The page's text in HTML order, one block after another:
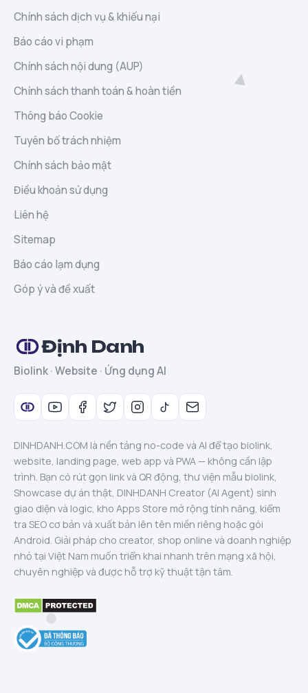
Chính sách dịch vụ & khiếu nại
Báo cáo vi phạm
Chính sách nội dung (AUP)
Chính sách thanh toán & hoàn tiền
Thông báo Cookie
Tuyên bố trách nhiệm
Chính sách bảo mật
Điều khoản sử dụng
Liên hệ
Sitemap
Báo cáo lạm dụng
Góp ý và đề xuất
Định Danh
Biolink · Website · Ứng dụng AI
DINHDANH.COM là nền tảng no-code và AI để tạo biolink,
website, landing page, web app và PWA — không cần lập
trình. Bạn có rút gọn link và QR động, thư viện mẫu biolink,
Showcase dự án thật, DINHDANH Creator (AI Agent) sinh
giao diện và logic, kho Apps Store mở rộng tính năng, kiểm
tra SEO cơ bản và xuất bản lên tên miền riêng hoặc gói
Android. Giải pháp cho creator, shop online và doanh nghiệp
nhỏ tại Việt Nam muốn triển khai nhanh trên mạng xã hội,
chuyên nghiệp và được hỗ trợ kỹ thuật tận tâm.